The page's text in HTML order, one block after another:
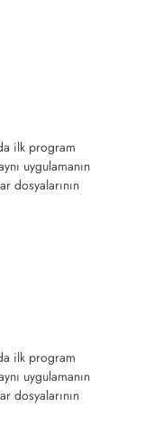
ilk program
uygulamanın
dosyalarının
ilk program
uygulamanın
dosyalarının